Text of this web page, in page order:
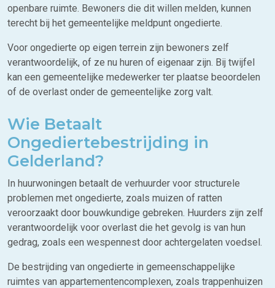
openbare ruimte. Bewoners die dit willen melden, kunnen
terecht bij het gemeentelijke meldpunt ongedierte.
Voor ongedierte op eigen terrein zijn bewoners zelf
verantwoordelijk, of ze nu huren of eigenaar zijn. Bij twijfel
kan een gemeentelijke medewerker ter plaatse beoordelen
of de overlast onder de gemeentelijke zorg valt.
Wie Betaalt
Ongediertebestrijding in
Gelderland?
In huurwoningen betaalt de verhuurder voor structurele
problemen met ongedierte, zoals muizen of ratten
veroorzaakt door bouwkundige gebreken. Huurders zijn zelf
verantwoordelijk voor overlast die het gevolg is van hun
gedrag, zoals een wespennest door achtergelaten voedsel.
De bestrijding van ongedierte in gemeenschappelijke
ruimtes van appartementencomplexen, zoals trappenhuizen